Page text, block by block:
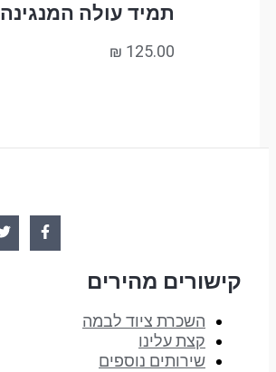
תמיד עולה המנגינה
₪ 125.00
קישורים מהירים
השכרת ציוד לבמה
קצת עלינו
שירותים נוספים